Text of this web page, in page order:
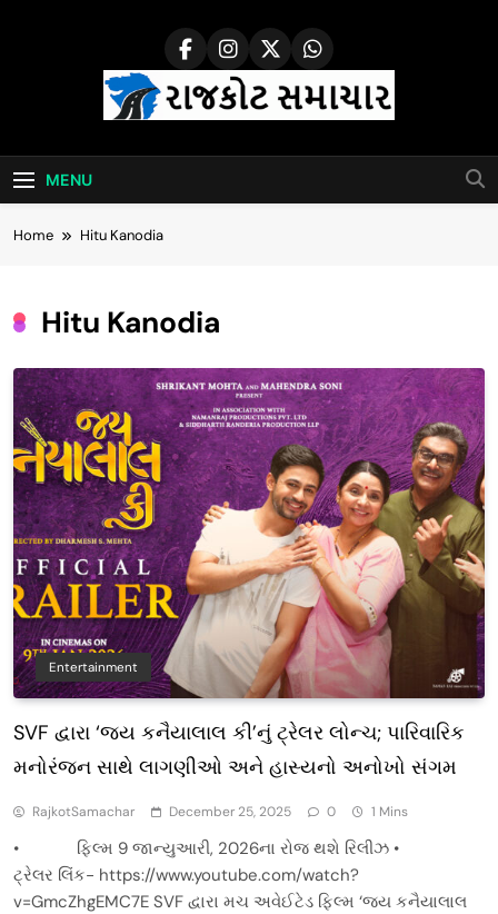
Rajkot Samachar
MENU
Home Hitu Kanodia
Hitu Kanodia
Entertainment
SVF દ્વારા ‘જય કનૈયાલાલ કી’નું ટ્રેલર લોન્ચ; પારિવારિક
મનોરંજન સાથે લાગણીઓ અને હાસ્યનો અનોખો સંગમ
RajkotSamachar December 25, 2025 0 1 Mins
• ફિલ્મ 9 જાન્યુઆરી, 2026ના રોજ થશે રિલીઝ •
ટ્રેલર લિંક- https://www.youtube.com/watch?
v=GmcZhgEMC7E SVF દ્વારા મચ અવેઈટેડ ફિલ્મ ‘જય કનૈયાલાલ